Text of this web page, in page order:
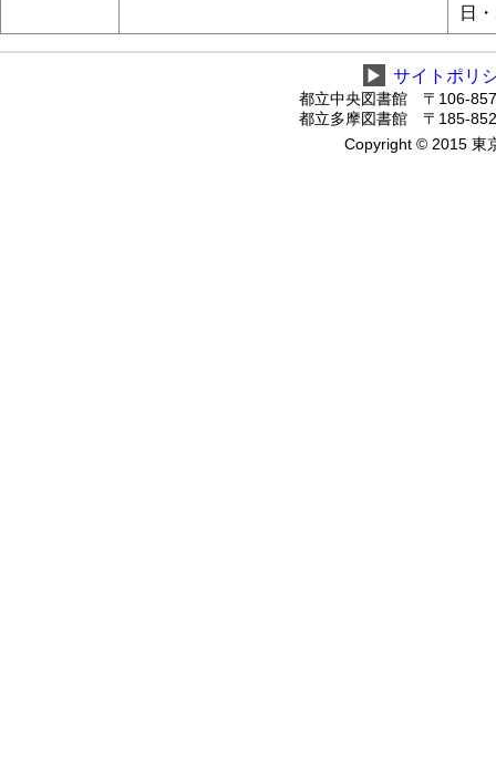
日
▶ サイトポリ
都立中央図書館 〒106-
都立多摩図書館 〒185-
Copyright © 2015 東